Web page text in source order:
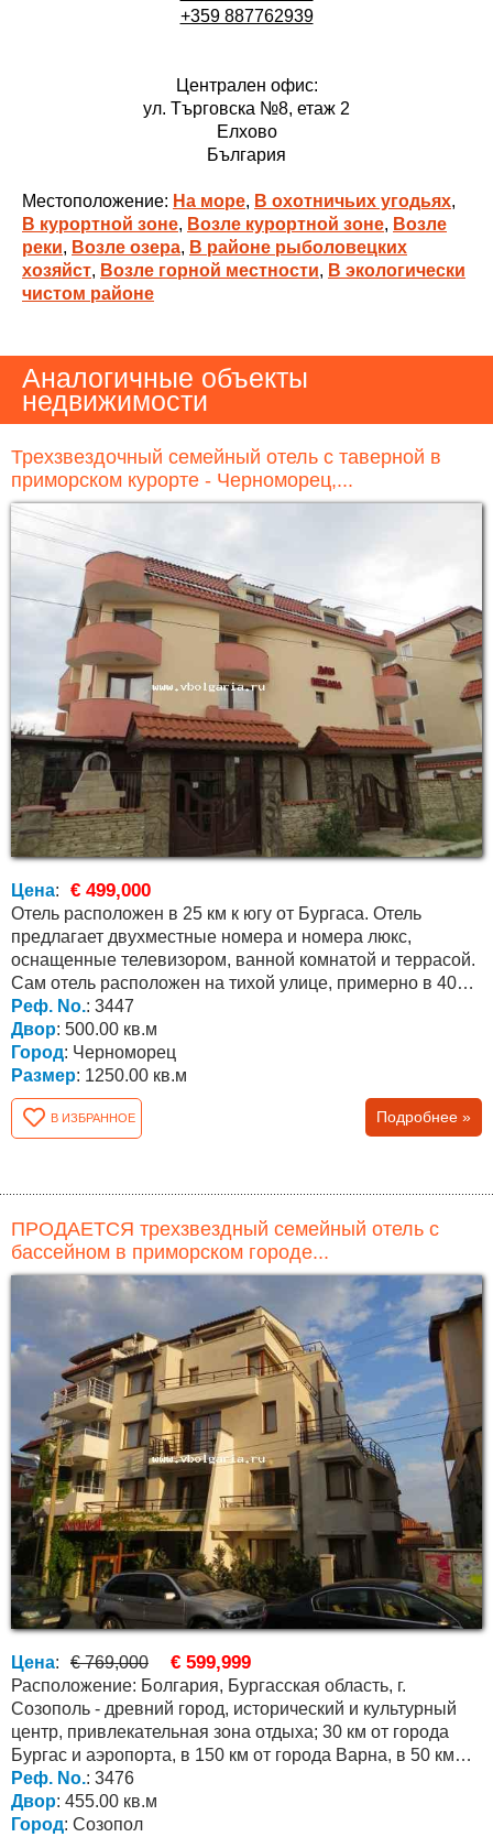
+359 887762939
Централен офис:
ул. Търговска №8, етаж 2
Елхово
България
Местоположение: На море, В охотничьих угодьях,
В курортной зоне, Возле курортной зоне, Возле
реки, Возле озера, В районе рыболовецких
хозяйст, Возле горной местности, В экологически
чистом районе
Аналогичные объекты
недвижимости
Трехзвездочный семейный отель с таверной в
приморском курорте - Черноморец,...
Цена: € 499,000
Отель расположен в 25 км к югу от Бургаса. Отель
предлагает двухместные номера и номера люкс,
оснащенные телевизором, ванной комнатой и террасой.
Сам отель расположен на тихой улице, примерно в 400
метрах...
Реф. No.: 3447
Двор: 500.00 кв.м
Город: Черноморец
Размер: 1250.00 кв.м
В ИЗБРАННОЕ Подробнее »
ПРОДАЕТСЯ трехзвездный семейный отель с
бассейном в приморском городе...
Цена: € 769,000 € 599,999
Расположение: Болгария, Бургасская область, г.
Созополь - древний город, исторический и культурный
центр, привлекательная зона отдыха; 30 км от города
Бургас и аэропорта, в 150 км от города Варна, в 50 км
от...
Реф. No.: 3476
Двор: 455.00 кв.м
Город: Созопол